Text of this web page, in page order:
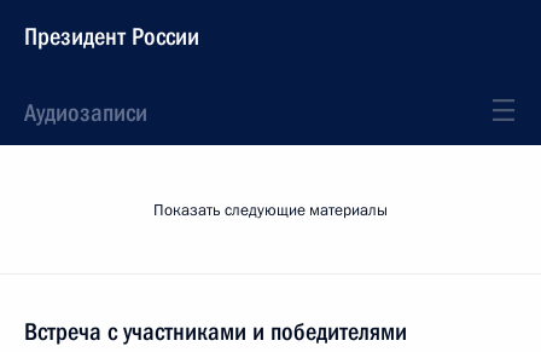
Президент России
Аудиозаписи
Показать следующие материалы
Встреча с участниками и победителями